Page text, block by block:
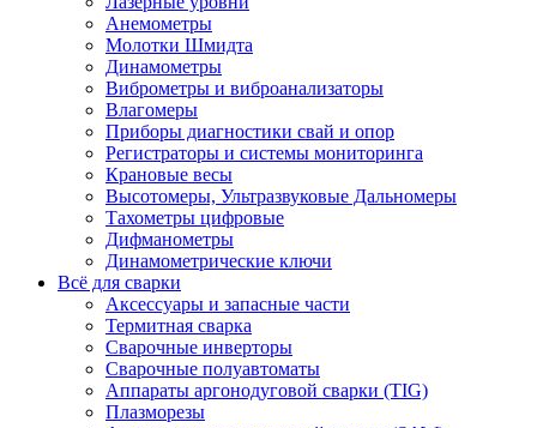
Анемометры
Молотки Шмидта
Динамометры
Виброметры и виброанализаторы
Влагомеры
Приборы диагностики свай и опор
Регистраторы и системы мониторинга
Крановые весы
Высотомеры, Ультразвуковые Дальномеры
Тахометры цифровые
Дифманометры
Динамометрические ключи
Всё для сварки
Аксессуары и запасные части
Термитная сварка
Сварочные инверторы
Сварочные полуавтоматы
Аппараты аргонодуговой сварки (TIG)
Плазморезы